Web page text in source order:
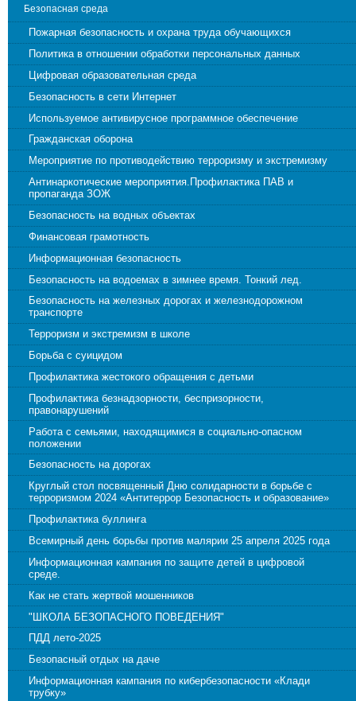
Безопасная среда
Пожарная безопасность и охрана труда обучающихся
Политика в отношении обработки персональных данных
Цифровая образовательная среда
Безопасность в сети Интернет
Используемое антивирусное программное обеспечение
Гражданская оборона
Мероприятие по противодействию терроризму и экстремизму
Антинаркотические мероприятия.Профилактика ПАВ и
пропаганда ЗОЖ
Безопасность на водных объектах
Финансовая грамотность
Информационная безопасность
Безопасность на водоемах в зимнее время. Тонкий лед.
Безопасность на железных дорогах и железнодорожном
транспорте
Терроризм и экстремизм в школе
Борьба с суицидом
Профилактика жестокого обращения с детьми
Профилактика безнадзорности, беспризорности,
правонарушений
Работа с семьями, находящимися в социально-опасном
положении
Безопасность на дорогах
Круглый стол посвященный Дню солидарности в борьбе с
терроризмом 2024 «Антитеррор Безопасность и образование»
Профилактика буллинга
Всемирный день борьбы против малярии 25 апреля 2025 года
Информационная кампания по защите детей в цифровой
среде.
Как не стать жертвой мошенников
"ШКОЛА БЕЗОПАСНОГО ПОВЕДЕНИЯ"
ПДД лето-2025
Безопасный отдых на даче
Информационная кампания по кибербезопасности «Клади
трубку»